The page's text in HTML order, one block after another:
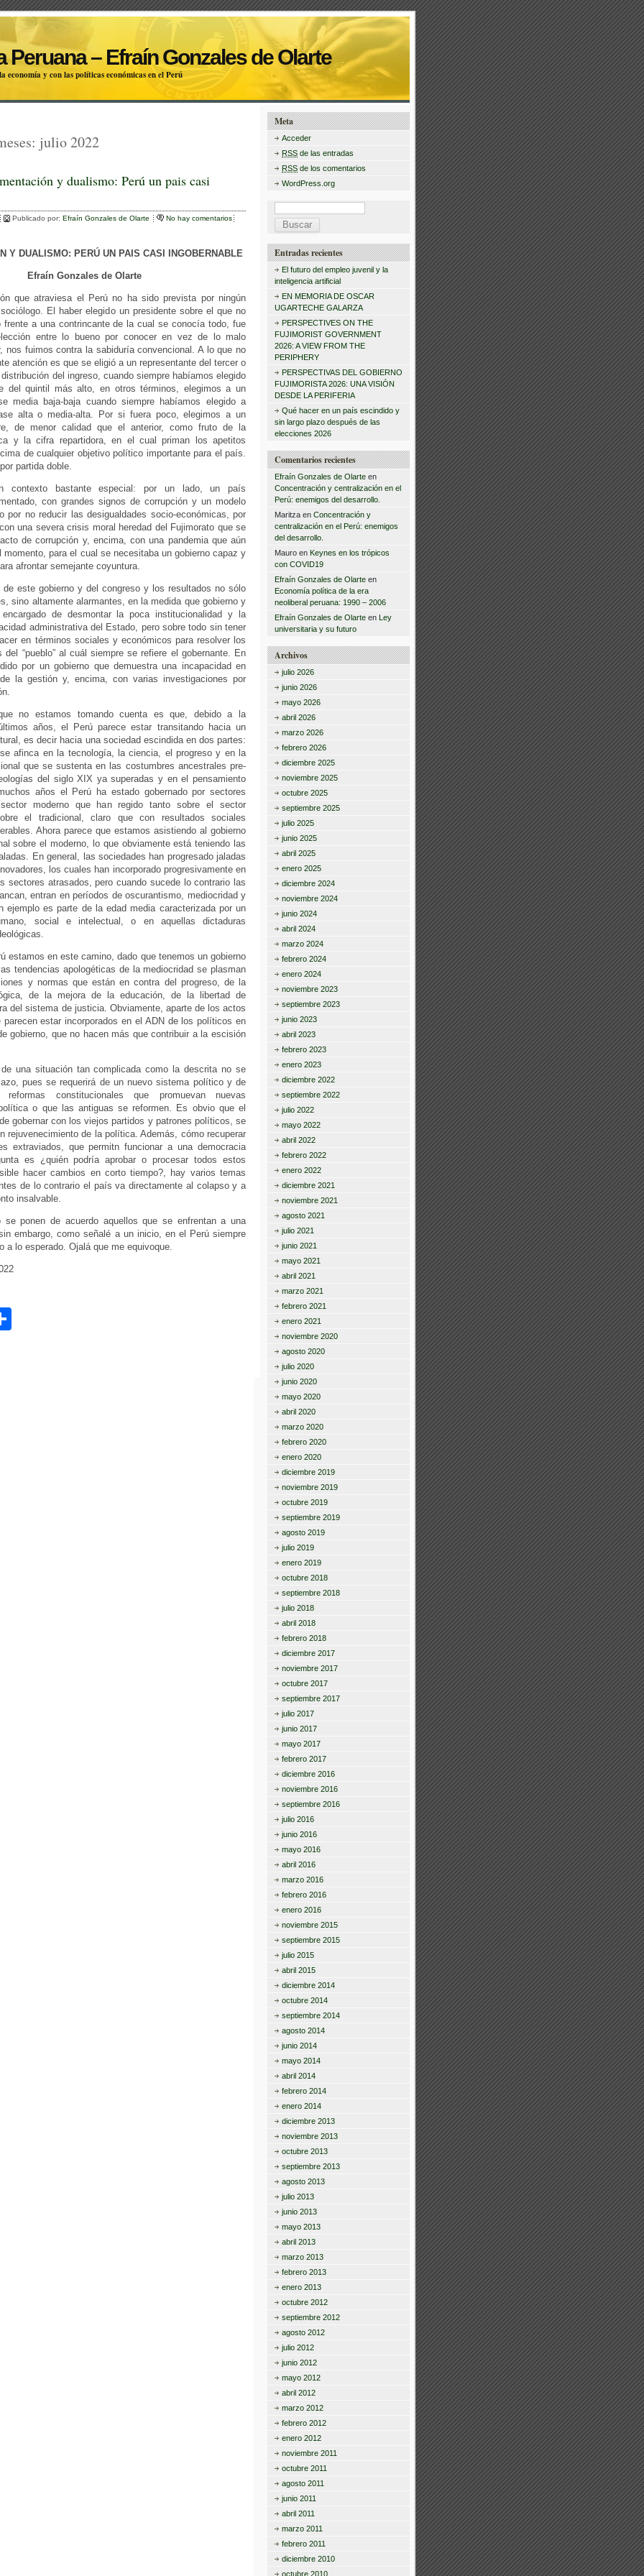
Peruana – Efraín Gonzales de Olarte
economía y con las políticas económicas en el Perú
julio 2022
y dualismo: Perú un pais casi
Publicado por: Efraín Gonzales de Olarte
No hay comentarios
Y DUALISMO: PERÚ UN PAIS CASI INGOBERNABLE
Efraín Gonzales de Olarte
que atraviesa el Perú no ha sido prevista por ningún
El haber elegido un presidente sobre el que no
frente a una contrincante de la cual se conocía todo, fue
entre lo bueno por conocer en vez de lo malo
nos fuimos contra la sabiduría convencional. A lo que no
atención es que se eligió a un representante del tercer o
del ingreso, cuando siempre habíamos elegido
del quintil más alto, en otros términos, elegimos a un
media baja-baja cuando siempre habíamos elegido a
alta o media-alta. Por si fuera poco, elegimos a un
de menor calidad que el anterior, como fruto de la
y la cifra repartidora, en el cual priman los apetitos
de cualquier objetivo político importante para el país.
partida doble.
contexto bastante especial: por un lado, un país
con grandes signos de corrupción y un modelo
por no reducir las desigualdades socio-económicas, por
una severa crisis moral heredad del Fujimorato que se
de corrupción y, encima, con una pandemia que aún
momento, para el cual se necesitaba un gobierno capaz y
afrontar semejante coyuntura.
de este gobierno y del congreso y los resultados no sólo
sino altamente alarmantes, en la medida que gobierno y
de desmontar la poca institucionalidad y la
administrativa del Estado, pero sobre todo sin tener
en términos sociales y económicos para resolver los
del “pueblo” al cuál siempre se refiere el gobernante. En
por un gobierno que demuestra una incapacidad en
la gestión y, encima, con varias investigaciones por
no estamos tomando cuenta es que, debido a la
años, el Perú parece estar transitando hacia un
es decir hacia una sociedad escindida en dos partes:
afinca en la tecnología, la ciencia, el progreso y en la
que se sustenta en las costumbres ancestrales pre-
del siglo XIX ya superadas y en el pensamiento
años el Perú ha estado gobernado por sectores
moderno que han regido tanto sobre el sector
el tradicional, claro que con resultados sociales
Ahora parece que estamos asistiendo al gobierno
sobre el moderno, lo que obviamente está teniendo las
En general, las sociedades han progresado jaladas
los cuales han incorporado progresivamente en
sectores atrasados, pero cuando sucede lo contrario las
entran en períodos de oscurantismo, mediocridad y
ejemplo es parte de la edad media caracterizada por un
social e intelectual, o en aquellas dictaduras
estamos en este camino, dado que tenemos un gobierno
tendencias apologéticas de la mediocridad se plasman
y normas que están en contra del progreso, de la
de la mejora de la educación, de la libertad de
del sistema de justicia. Obviamente, aparte de los actos
parecen estar incorporados en el ADN de los políticos en
gobierno, que no hacen más que contribuir a la escisión
una situación tan complicada como la descrita no se
pues se requerirá de un nuevo sistema político y de
constitucionales que promuevan nuevas
o que las antiguas se reformen. Es obvio que el
gobernar con los viejos partidos y patrones políticos, se
rejuvenecimiento de la política. Además, cómo recuperar
extraviados, que permitn funcionar a una democracia
es ¿quién podría aprobar o procesar todos estos
hacer cambios en corto tiempo?, hay varios temas
de lo contrario el país va directamente al colapso y a
insalvable.
ponen de acuerdo aquellos que se enfrentan a una
embargo, como señalé a un inicio, en el Perú siempre
a lo esperado. Ojalá que me equivoque.
Meta
Acceder
RSS de las entradas
RSS de los comentarios
WordPress.org
B
u
s
c
r
:
Entradas recientes
El futuro del empleo juvenil y la
inteligencia artificial
EN MEMORIA DE OSCAR
UGARTECHE GALARZA
PERSPECTIVES ON THE
FUJIMORIST GOVERNMENT
2026: A VIEW FROM THE
PERIPHERY
PERSPECTIVAS DEL GOBIERNO
FUJIMORISTA 2026: UNA VISIÓN
DESDE LA PERIFERIA
Qué hacer en un país escindido y
sin largo plazo después de las
elecciones 2026
Comentarios recientes
Efraín Gonzales de Olarte en
Concentración y centralización en el
Perú: enemigos del desarrollo.
Maritza en Concentración y
centralización en el Perú: enemigos
del desarrollo.
Mauro en Keynes en los trópicos
con COVID19
Efraín Gonzales de Olarte en
Economía política de la era
neoliberal peruana: 1990 – 2006
Efraín Gonzales de Olarte en Ley
universitaria y su futuro
Archivos
julio 2026
junio 2026
mayo 2026
abril 2026
marzo 2026
febrero 2026
diciembre 2025
noviembre 2025
octubre 2025
septiembre 2025
julio 2025
junio 2025
abril 2025
enero 2025
diciembre 2024
noviembre 2024
junio 2024
abril 2024
marzo 2024
febrero 2024
enero 2024
noviembre 2023
septiembre 2023
junio 2023
abril 2023
febrero 2023
enero 2023
diciembre 2022
septiembre 2022
julio 2022
mayo 2022
abril 2022
febrero 2022
enero 2022
diciembre 2021
noviembre 2021
agosto 2021
julio 2021
junio 2021
mayo 2021
abril 2021
marzo 2021
febrero 2021
enero 2021
noviembre 2020
agosto 2020
julio 2020
junio 2020
mayo 2020
abril 2020
marzo 2020
febrero 2020
enero 2020
diciembre 2019
noviembre 2019
octubre 2019
septiembre 2019
agosto 2019
julio 2019
enero 2019
octubre 2018
septiembre 2018
julio 2018
abril 2018
febrero 2018
diciembre 2017
noviembre 2017
octubre 2017
septiembre 2017
julio 2017
junio 2017
mayo 2017
febrero 2017
diciembre 2016
noviembre 2016
septiembre 2016
julio 2016
junio 2016
mayo 2016
abril 2016
marzo 2016
febrero 2016
enero 2016
noviembre 2015
septiembre 2015
julio 2015
abril 2015
diciembre 2014
octubre 2014
septiembre 2014
agosto 2014
junio 2014
mayo 2014
abril 2014
febrero 2014
enero 2014
diciembre 2013
noviembre 2013
octubre 2013
septiembre 2013
agosto 2013
julio 2013
junio 2013
mayo 2013
abril 2013
marzo 2013
febrero 2013
enero 2013
octubre 2012
septiembre 2012
agosto 2012
julio 2012
junio 2012
mayo 2012
abril 2012
marzo 2012
febrero 2012
enero 2012
noviembre 2011
octubre 2011
agosto 2011
junio 2011
abril 2011
marzo 2011
febrero 2011
diciembre 2010
octubre 2010